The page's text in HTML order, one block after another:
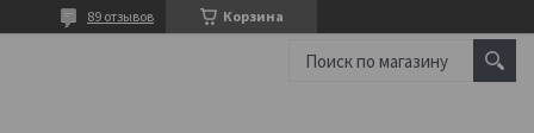
Корзина
89 отзывов